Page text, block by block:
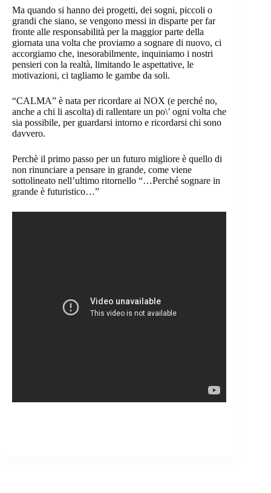
Ma quando si hanno dei progetti, dei sogni, piccoli o
grandi che siano, se vengono messi in disparte per far
fronte alle responsabilità per la maggior parte della
giornata una volta che proviamo a sognare di nuovo, ci
accorgiamo che, inesorabilmente, inquiniamo i nostri
pensieri con la realtà, limitando le aspettative, le
motivazioni, ci tagliamo le gambe da soli.
“CALMA” è nata per ricordare ai NOX (e perché no,
anche a chi li ascolta) di rallentare un po\’ ogni volta che
sia possibile, per guardarsi intorno e ricordarsi chi sono
davvero.
Perchè il primo passo per un futuro migliore è quello di
non rinunciare a pensare in grande, come viene
sottolineato nell’ultimo ritornello “…Perché sognare in
grande è futuristico…”